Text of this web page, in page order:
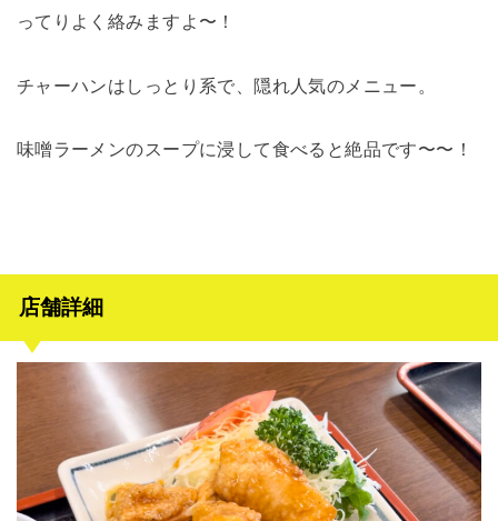
ってりよく絡みますよ〜！
チャーハンはしっとり系で、隠れ人気のメニュー。
味噌ラーメンのスープに浸して食べると絶品です〜〜！
店舗詳細